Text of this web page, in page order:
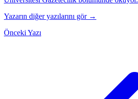
Yazarın diğer yazılarını gör →
Önceki Yazı